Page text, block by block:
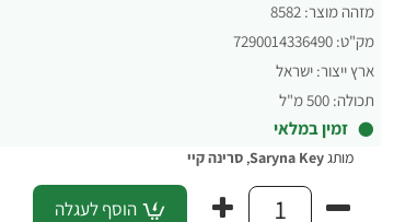
מזהה מוצר: 8582
מק"ט: 7290014336490
ארץ ייצור: ישראל
תכולה: 500 מ"ל
זמין במלאי
מותגSaryna Key
, סרינה קיי
הוסף לעגלה